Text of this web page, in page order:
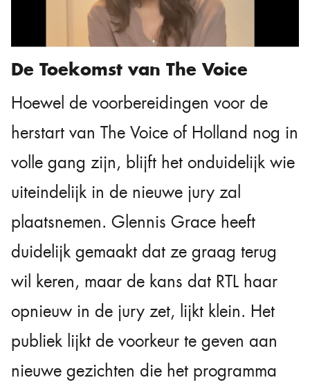
De Toekomst van The Voice
Hoewel de voorbereidingen voor de
herstart van The Voice of Holland nog in
volle gang zijn, blijft het onduidelijk wie
uiteindelijk in de nieuwe jury zal
plaatsnemen. Glennis Grace heeft
duidelijk gemaakt dat ze graag terug
wil keren, maar de kans dat RTL haar
opnieuw in de jury zet, lijkt klein. Het
publiek lijkt de voorkeur te geven aan
nieuwe gezichten die het programma